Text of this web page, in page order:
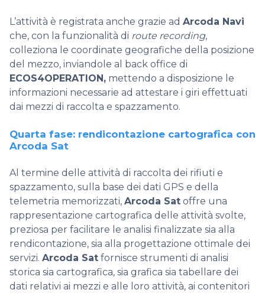
L’attività è registrata anche grazie ad Arcoda Navi
che, con la funzionalità di route recording,
colleziona le coordinate geografiche della posizione
del mezzo, inviandole al back office di
ECOS4OPERATION , mettendo a disposizione le
informazioni necessarie ad attestare i giri effettuati
dai mezzi di raccolta e spazzamento.
Quarta fase: rendicontazione cartografica con
Arcoda Sat
Al termine delle attività di raccolta dei rifiuti e
spazzamento, sulla base dei dati GPS e della
telemetria memorizzati, Arcoda Sat offre una
rappresentazione cartografica delle attività svolte,
preziosa per facilitare le analisi finalizzate sia alla
rendicontazione, sia alla progettazione ottimale dei
servizi. Arcoda Sat fornisce strumenti di analisi
storica sia cartografica, sia grafica sia tabellare dei
dati relativi ai mezzi e alle loro attività, ai contenitori